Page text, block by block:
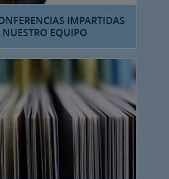
IMPARTIDAS
NUESTRO EQUIPO